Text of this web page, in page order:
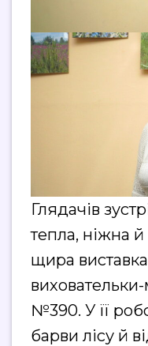
Глядачів
тепла, ніжна
щира
№390. У її
барви лісу й